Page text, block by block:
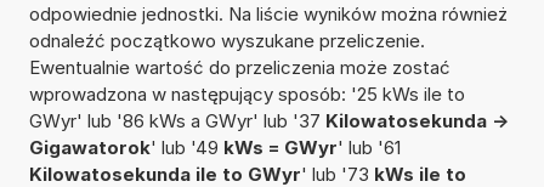
odpowiednie jednostki. Na liście wyników można również
odnaleźć początkowo wyszukane przeliczenie.
Ewentualnie wartość do przeliczenia może zostać
wprowadzona w następujący sposób: '25 kWs ile to
GWyr' lub '86 kWs a GWyr' lub '37 Kilowatosekunda ->
Gigawatorok' lub '49 kWs = GWyr' lub '61
Kilowatosekunda ile to GWyr' lub '73 kWs ile to